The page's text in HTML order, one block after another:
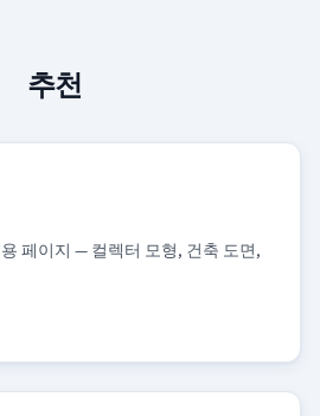
추천
페이지 — 컬렉터 모형, 건축 도면,